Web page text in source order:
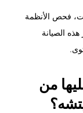
فحص الأنظمة
هذه الصيانة
من